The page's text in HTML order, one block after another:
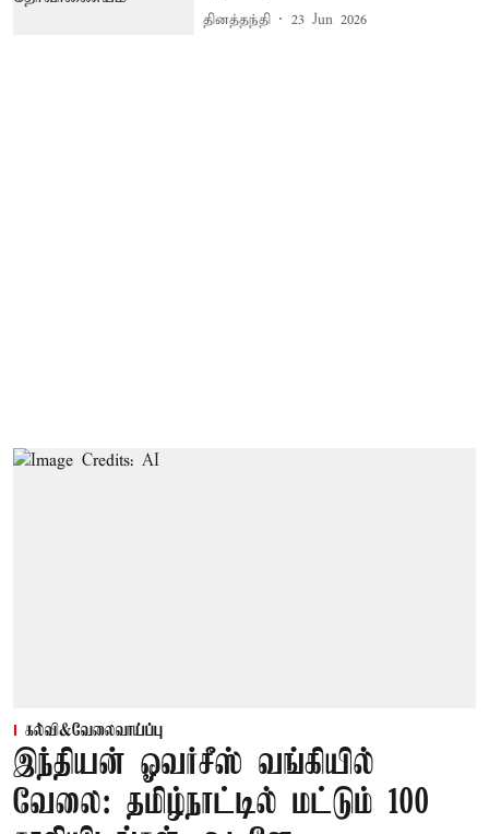
தினத்தந்தி 23 Jun 2026
கல்வி&வேலைவாய்ப்பு
இந்தியன் ஓவர்சீஸ் வங்கியில்
வேலை: தமிழ்நாட்டில் மட்டும் 100